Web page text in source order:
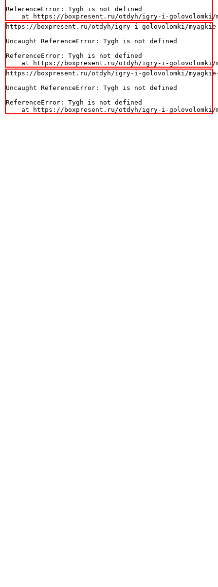
ReferenceError: Tygh is not defined
at https://boxpresent.ru/otdyh/igry-i-
https://boxpresent.ru/otdyh/igry-i-golovolomki/myagkie-
Uncaught ReferenceError: Tygh is not defined
ReferenceError: Tygh is not defined
at https://boxpresent.ru/otdyh/igry-i-
https://boxpresent.ru/otdyh/igry-i-golovolomki/myagkie-
Uncaught ReferenceError: Tygh is not defined
ReferenceError: Tygh is not defined
at https://boxpresent.ru/otdyh/igry-i-